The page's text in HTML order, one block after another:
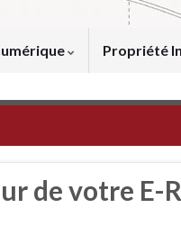
Propriété
de votre E-